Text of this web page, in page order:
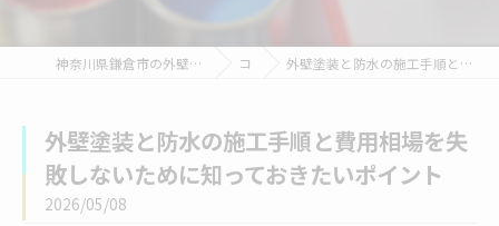
神奈川県鎌倉市の外壁塗装なら株式会社ヒサアートステーション コラム 外壁塗装と防水の施工手順と費用相場を失敗しないために知っておきたいポイント
外壁塗装と防水の施工手順と費用相場を失
敗しないために知っておきたいポイント
2026/05/08